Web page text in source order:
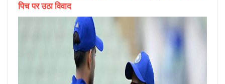
पिच पर उठा विवाद